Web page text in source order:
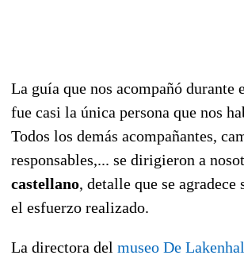
La guía que nos acompañó durante
fue casi la única persona que nos
Todos los demás acompañantes,
responsables,... se dirigieron a
castellano, detalle que se agradece
el esfuerzo realizado.
La directora del museo De Lakenhal